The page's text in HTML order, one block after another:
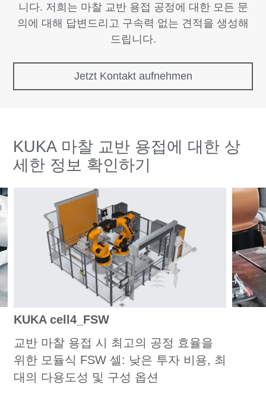
니다. 저희는 마찰 교반 용접 공정에 대한 모든 문
의에 대해 답변드리고 구속력 없는 견적을 생성해
드립니다.
Jetzt Kontakt aufnehmen
KUKA 마찰 교반 용접에 대한 상
세한 정보 확인하기
KUKA cell4_FSW
교반 마찰 용접 시 최고의 공정 효율을
위한 모듈식 FSW 셀: 낮은 투자 비용, 최
대의 다용도성 및 구성 옵션